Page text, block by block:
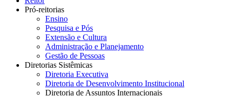
Pró-reitorias
Ensino
Pesquisa e Pós
Extensão e Cultura
Administração e Planejamento
Gestão de Pessoas
Diretorias Sistêmicas
Diretoria Executiva
Diretoria de Desenvolvimento Institucional
Diretoria de Assuntos Internacionais